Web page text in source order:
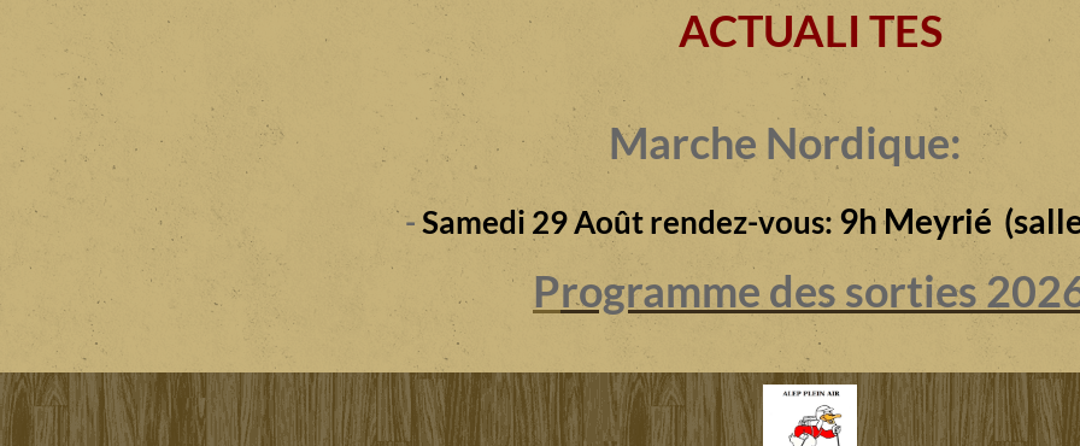
ACTUALI TES
Marche Nordique:
-Samedi 29 Août rendez-vous: 9h Meyrié
Programme des sorties